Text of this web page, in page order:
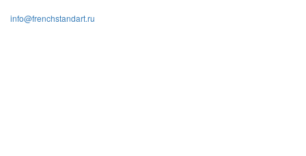
info@frenchstandart.ru